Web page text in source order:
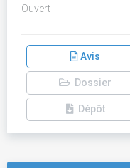
Ouvert
Avis
Dossier
Dépôt